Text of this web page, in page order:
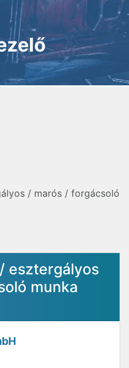
/ marós / forgácsoló
esztergályos
munka